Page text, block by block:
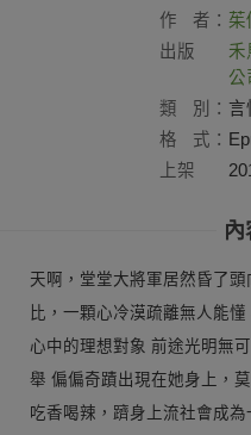
作 者： 茱
出版
禾
公
類
別： 言
格
式：
上架
內
天啊，堂堂大將軍居然昏了
比，一顆心冷漠疏離無人能
心中的理想對象 前途光明無
舉 偏偏奇蹟出現在她身上，
吃香喝辣，躋身上流社會成